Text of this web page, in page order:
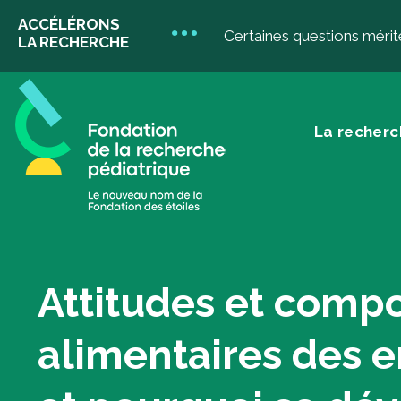
ACCÉLÉRONS
LA RECHERCHE
Certaines questions
La
Attitudes et
alimentaires des